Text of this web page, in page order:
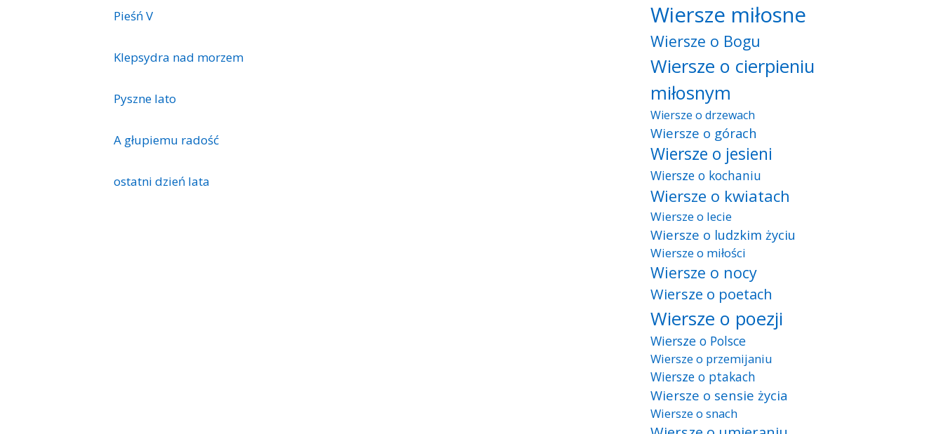
Pieśń V
Klepsydra nad morzem
Pyszne lato
A głupiemu radość
ostatni dzień lata
Wiersze miłosne
Wiersze o Bogu
Wiersze o cierpieniu
miłosnym
Wiersze o drzewach
Wiersze o górach
Wiersze o jesieni
Wiersze o kochaniu
Wiersze o kwiatach
Wiersze o lecie
Wiersze o ludzkim życiu
Wiersze o miłości
Wiersze o nocy
Wiersze o poetach
Wiersze o poezji
Wiersze o Polsce
Wiersze o przemijaniu
Wiersze o ptakach
Wiersze o sensie życia
Wiersze o snach